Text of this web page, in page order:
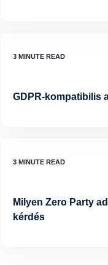
GDPR-kompatibilis
Milyen Zero Party
kérdés